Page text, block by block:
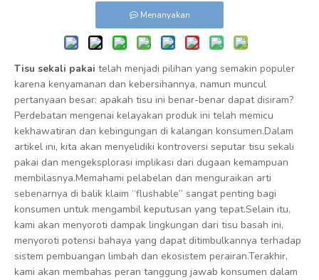
Menanyakan
Tisu sekali pakai telah menjadi pilihan yang semakin populer
karena kenyamanan dan kebersihannya, namun muncul
pertanyaan besar: apakah tisu ini benar-benar dapat disiram?
Perdebatan mengenai kelayakan produk ini telah memicu
kekhawatiran dan kebingungan di kalangan konsumen.Dalam
artikel ini, kita akan menyelidiki kontroversi seputar tisu sekali
pakai dan mengeksplorasi implikasi dari dugaan kemampuan
membilasnya.Memahami pelabelan dan menguraikan arti
sebenarnya di balik klaim “flushable” sangat penting bagi
konsumen untuk mengambil keputusan yang tepat.Selain itu,
kami akan menyoroti dampak lingkungan dari tisu basah ini,
menyoroti potensi bahaya yang dapat ditimbulkannya terhadap
sistem pembuangan limbah dan ekosistem perairan.Terakhir,
kami akan membahas peran tanggung jawab konsumen dalam